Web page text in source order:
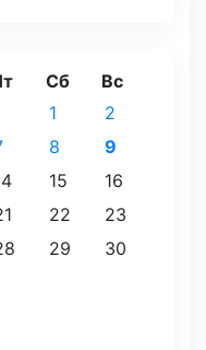
Сб Вс
1
2
8
9
15
16
22
23
29
30